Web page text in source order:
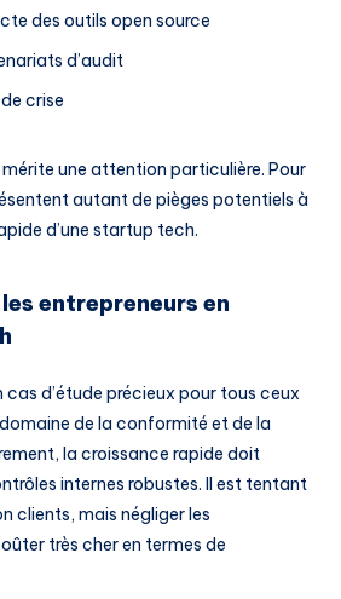
des outils open source
d’audit
crise
une attention particulière. Pour
autant de pièges potentiels à
d’une startup tech.
entrepreneurs en
cas d’étude précieux pour tous ceux
de la conformité et de la
la croissance rapide doit
internes robustes. Il est tentant
clients, mais négliger les
très cher en termes de